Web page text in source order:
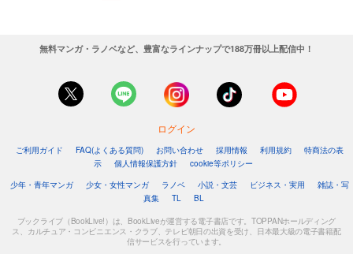
無料マンガ・ラノベなど、豊富なラインナップで188万冊以上配信中！
ログイン
ご利用ガイド FAQ(よくある質問) お問い合わせ 採用情報 利用規約
特商法の表
示
個人情報保護方針
cookie等ポリシー
少年・青年マンガ
少女・女性マンガ ラノベ 小説・文芸 ビジネス・実用
雑誌・写
真集
TL BL
ブックライブ（BookLive!）は、BookLiveが運営する電子書店です。TOPPANホールディング
ス、カルチュア・コンビニエンス・クラブ、テレビ朝日の出資を受け、日本最大級の電子書籍配
信サービスを行っています。